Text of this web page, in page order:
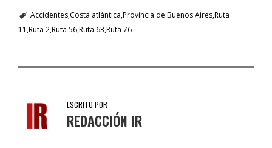
AccidentesCosta atlántica Provincia de Buenos AiresRuta
11 Ruta 2Ruta 56Ruta 63 Ruta 76
ESCRITO POR
REDACCIÓN IR